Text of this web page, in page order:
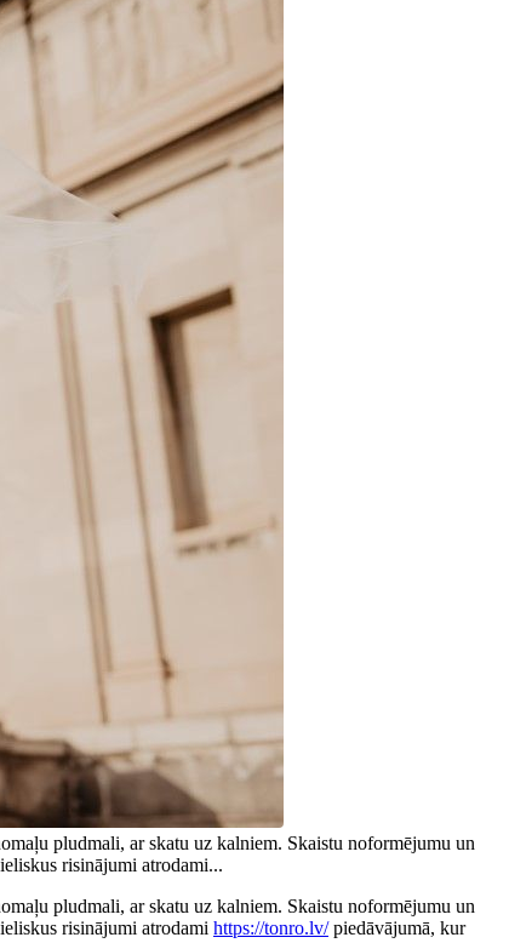
pludmali, ar skatu uz kalniem. Skaistu noformējumu un
risinājumi atrodami...
pludmali, ar skatu uz kalniem. Skaistu noformējumu un
risinājumi atrodami https://tonro.lv/piedāvājumā, kur